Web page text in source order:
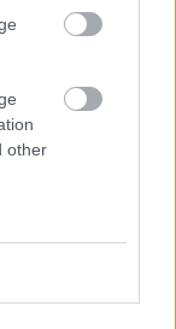
other
közé